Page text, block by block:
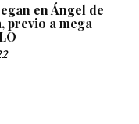
en Ángel de
previo a mega